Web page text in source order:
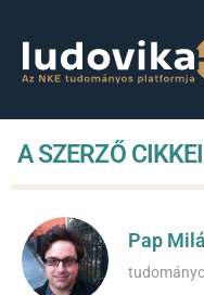
A SZERZŐ CIKKEI
Pap